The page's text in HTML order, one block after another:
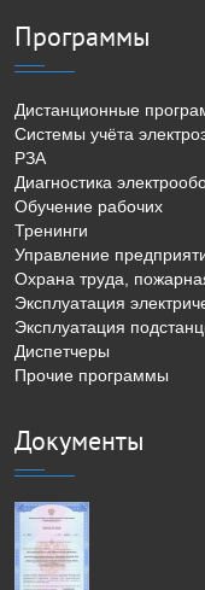
Программы
Дистанционные
Системы учёта
РЗА
Диагностика
Обучение рабочих
Тренинги
Управление
Охрана труда,
Эксплуатация
Эксплуатация
Диспетчеры
Прочие программы
Документы